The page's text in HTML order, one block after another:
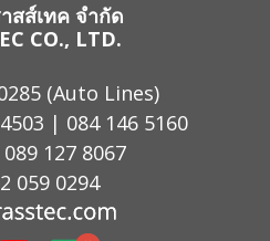
สส์เทค จำกัด
CO., LTD.
(Auto Lines)
| 084 146 5160
089 127 8067
059 0294